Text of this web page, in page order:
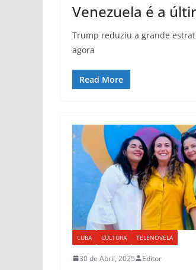
Venezuela é a
Trump reduziu a grande
agora
Read More
CUBA CULTURA TELENOVELA
30 de Abril, 2025 Editor